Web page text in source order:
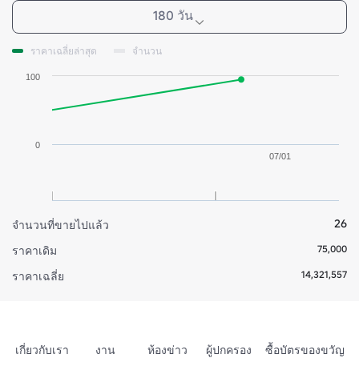
180 วัน
ราคาเฉลี่ยล่าสุด จำนวน
07/01
0
100
จำนวนที่ขายไปแล้ว
26
ราคาเดิม
75,000
ราคาเฉลี่ย 14,321,557
เกี่ยวกับเรา งาน ห้องข่าว ผู้ปกครอง ซื้อบัตรของขวัญ